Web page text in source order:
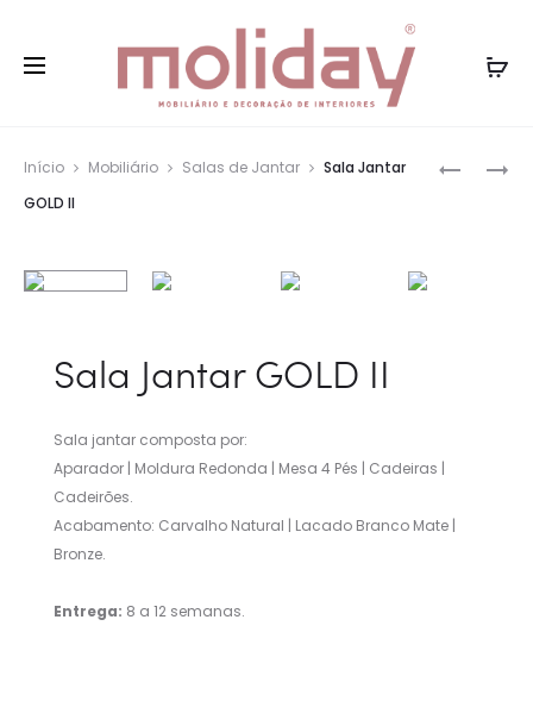
Entregas gratuitas Portugal Continental para
compras superiores a 75€
ESTANTE
Início Mobiliário Salas de Jantar
Sala Jantar
GOLD II
Sala Jantar GOLD II
Sala jantar composta por:
Aparador | Moldura Redonda | Mesa 4 Pés | Cadeiras |
Cadeirões.
Acabamento: Carvalho Natural | Lacado Branco Mate |
Bronze.
Entrega: 8 a 12 semanas.